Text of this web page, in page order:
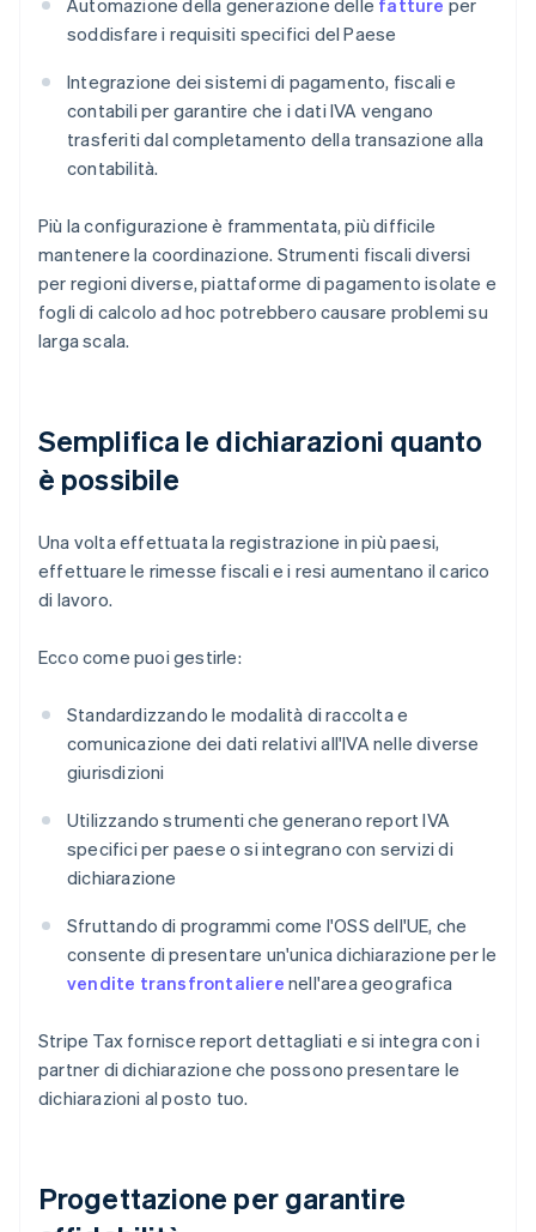
Automazione della generazione delle fatture per
soddisfare i requisiti specifici del Paese
Integrazione dei sistemi di pagamento, fiscali e
contabili per garantire che i dati IVA vengano
trasferiti dal completamento della transazione alla
contabilità.
Più la configurazione è frammentata, più difficile
mantenere la coordinazione. Strumenti fiscali diversi
per regioni diverse, piattaforme di pagamento isolate e
fogli di calcolo ad hoc potrebbero causare problemi su
larga scala.
Semplifica le dichiarazioni quanto
è possibile
Una volta effettuata la registrazione in più paesi,
effettuare le rimesse fiscali e i resi aumentano il carico
di lavoro.
Ecco come puoi gestirle:
Standardizzando le modalità di raccolta e
comunicazione dei dati relativi all'IVA nelle diverse
giurisdizioni
Utilizzando strumenti che generano report IVA
specifici per paese o si integrano con servizi di
dichiarazione
Sfruttando di programmi come l'OSS dell'UE, che
consente di presentare un'unica dichiarazione per le
vendite transfrontaliere nell'area geografica
Stripe Tax fornisce report dettagliati e si integra con i
partner di dichiarazione che possono presentare le
dichiarazioni al posto tuo.
Progettazione per garantire